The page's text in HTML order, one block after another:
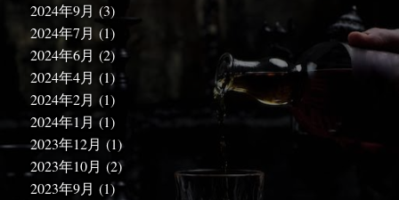
2024年9月 (3)
2024年7月 (1)
2024年6月 (2)
2024年4月 (1)
2024年2月 (1)
2024年1月 (1)
2023年12月 (1)
2023年10月 (2)
2023年9月 (1)